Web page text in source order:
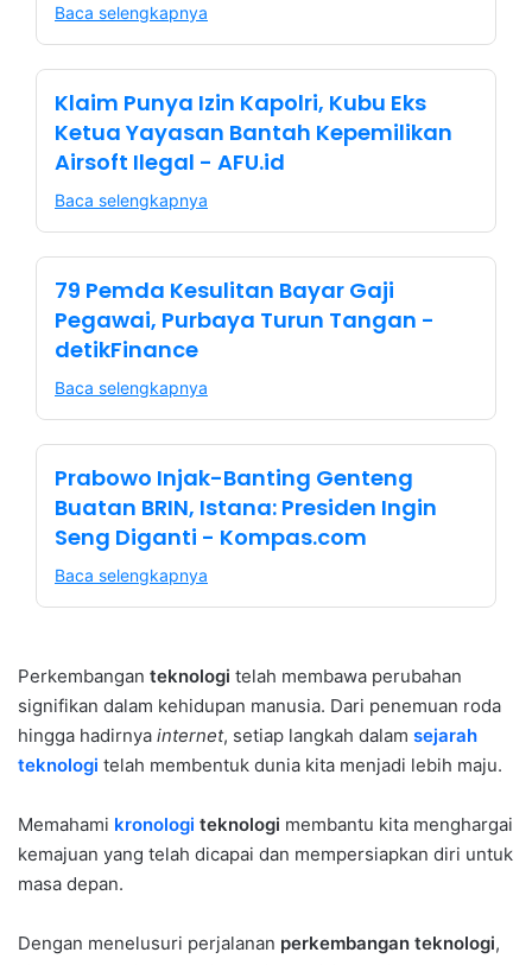
Baca selengkapnya
Klaim Punya Izin Kapolri, Kubu Eks
Ketua Yayasan Bantah Kepemilikan
Airsoft Ilegal - AFU.id
Baca selengkapnya
79 Pemda Kesulitan Bayar Gaji
Pegawai, Purbaya Turun Tangan -
detikFinance
Baca selengkapnya
Prabowo Injak-Banting Genteng
Buatan BRIN, Istana: Presiden Ingin
Seng Diganti - Kompas.com
Baca selengkapnya
Perkembangan teknologi telah membawa perubahan
signifikan dalam kehidupan manusia. Dari penemuan roda
hingga hadirnya internet, setiap langkah dalam sejarah
teknologi telah membentuk dunia kita menjadi lebih maju.
Memahami kronologi teknologi membantu kita menghargai
kemajuan yang telah dicapai dan mempersiapkan diri untuk
masa depan.
Dengan menelusuri perjalanan perkembangan teknologi,